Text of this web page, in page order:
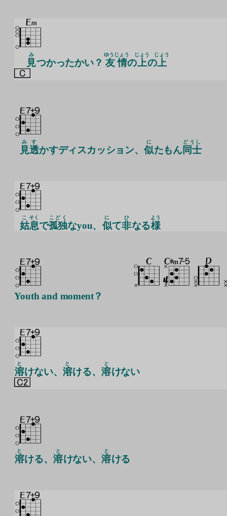
見
み
つかったかい？友情
ゆうじょう
の上
じょう
の上
じょう
見
み
透
す
かすディスカッション、 似
に
たもん同士
どうし
姑
こ
息
そく
で孤独
こどく
なyou、 似
に
て非
ひ
なる様
よう
Youth and moment？
溶
と
けない、 溶
と
ける、 溶
と
けない
溶
と
ける、 溶
と
けない、 溶
と
ける